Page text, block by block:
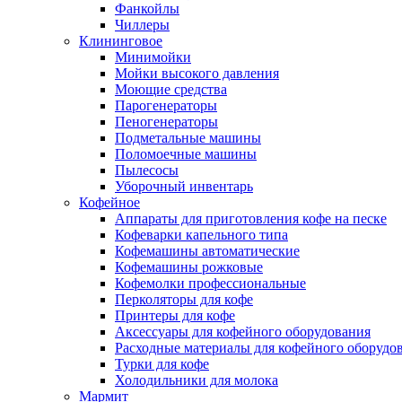
Фанкойлы
Чиллеры
Клининговое
Минимойки
Мойки высокого давления
Моющие средства
Парогенераторы
Пеногенераторы
Подметальные машины
Поломоечные машины
Пылесосы
Уборочный инвентарь
Кофейное
Аппараты для приготовления кофе на песке
Кофеварки капельного типа
Кофемашины автоматические
Кофемашины рожковые
Кофемолки профессиональные
Перколяторы для кофе
Принтеры для кофе
Аксессуары для кофейного оборудования
Расходные материалы для кофейного
Турки для кофе
Холодильники для молока
Мармит